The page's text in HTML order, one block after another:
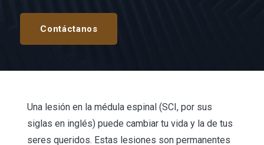
Contáctanos
Una lesión en la médula espinal (SCI, por sus
siglas en inglés) puede cambiar tu vida y la de tus
seres queridos. Estas lesiones son permanentes